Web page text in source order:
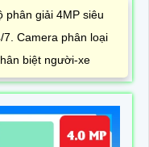
phân giải 4MP siêu
Camera phân loại
biệt người-xe